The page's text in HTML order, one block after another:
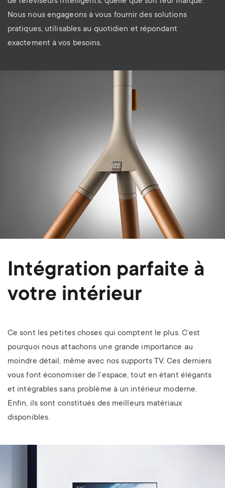
Nous nous engageons à vous fournir des solutions
pratiques, utilisables au quotidien et répondant
exactement à vos besoins.
Intégration parfaite à
votre intérieur
Ce sont les petites choses qui comptent le plus. C’est
pourquoi nous attachons une grande importance au
moindre détail, même avec nos supports TV. Ces derniers
vous font économiser de l’espace, tout en étant élégants
et intégrables sans problème à un intérieur moderne.
Enfin, ils sont constitués des meilleurs matériaux
disponibles.